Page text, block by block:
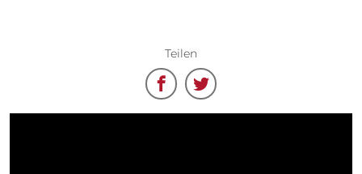
Teilen